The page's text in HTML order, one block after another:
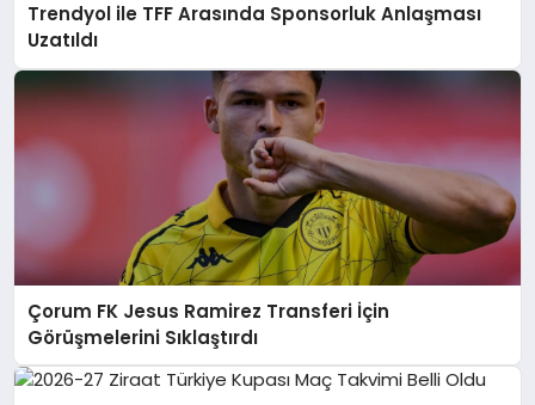
Trendyol ile TFF Arasında Sponsorluk Anlaşması
Uzatıldı
Çorum FK Jesus Ramirez Transferi İçin
Görüşmelerini Sıklaştırdı